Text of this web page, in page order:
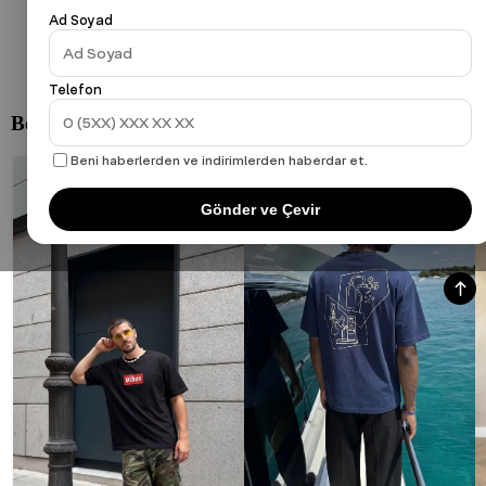
Ad Soyad
Telefon
Beni haberlerden ve indirimlerden haberdar et.
Gönder ve Çevir